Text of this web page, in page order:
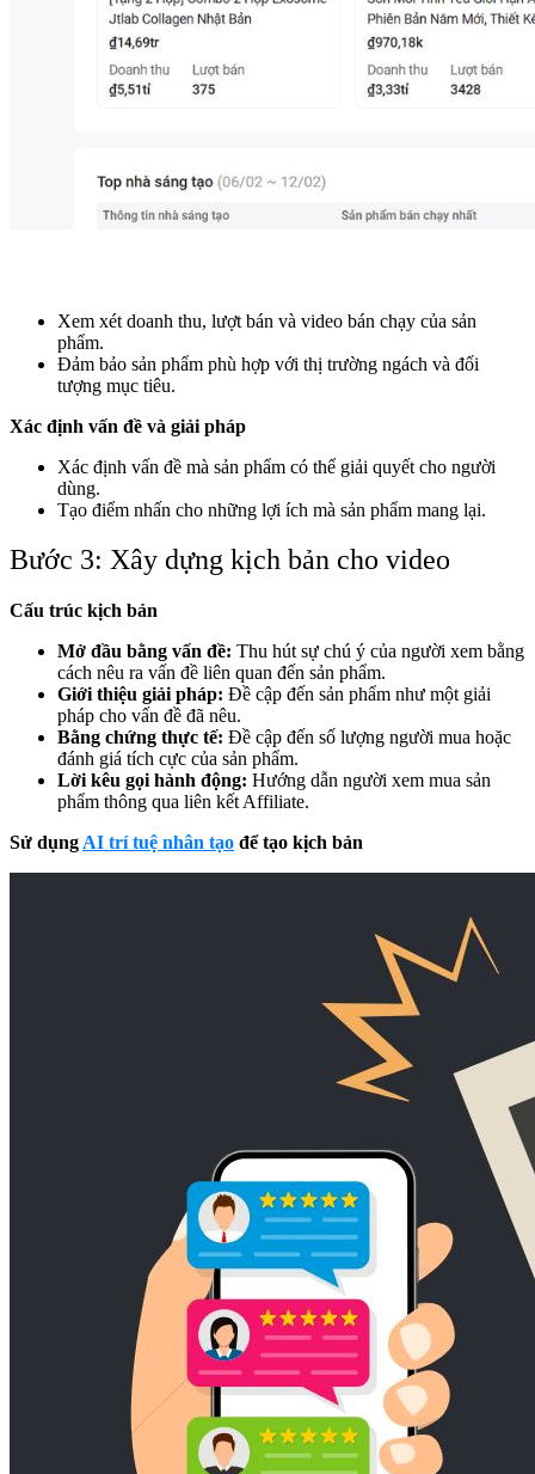
Xem xét doanh thu, lượt bán và video bán chạy của sản
phẩm.
Đảm bảo sản phẩm phù hợp với thị trường ngách và đối
tượng mục tiêu.
Xác định vấn đề và giải pháp
Xác định vấn đề mà sản phẩm có thể giải quyết cho người
dùng.
Tạo điểm nhấn cho những lợi ích mà sản phẩm mang lại.
Bước 3: Xây dựng kịch bản cho video
Cấu trúc kịch bản
Mở đầu bằng vấn đề: Thu hút sự chú ý của người xem bằng
cách nêu ra vấn đề liên quan đến sản phẩm.
Giới thiệu giải pháp: Đề cập đến sản phẩm như một giải
pháp cho vấn đề đã nêu.
Bằng chứng thực tế: Đề cập đến số lượng người mua hoặc
đánh giá tích cực của sản phẩm.
Lời kêu gọi hành động: Hướng dẫn người xem mua sản
phẩm thông qua liên kết Affiliate.
Sử dụng AI trí tuệ nhân tạo để tạo kịch bản